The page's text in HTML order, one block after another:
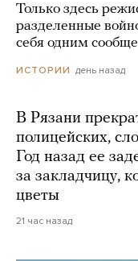
Только здесь
разделенные
себя одним
ИСТОРИИ день назад
В Рязани
полицейских,
Год назад ее
за закладчицу,
цветы
21 час назад